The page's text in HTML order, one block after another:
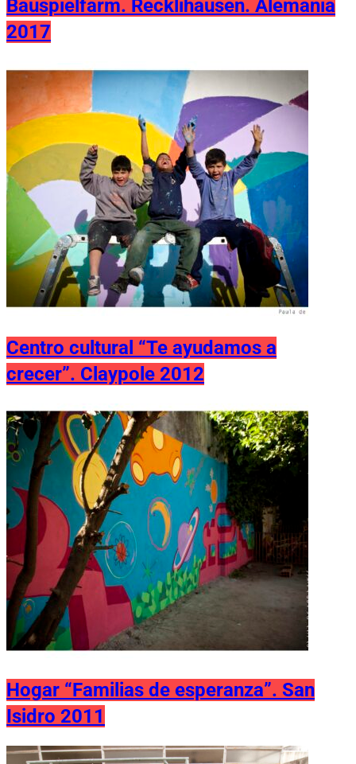
Bauspielfarm. Recklihausen. Alemania
2017
Centro cultural “Te ayudamos a
crecer”. Claypole 2012
Hogar “Familias de esperanza”. San
Isidro 2011